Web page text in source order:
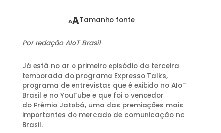
AATamanho fonte
Por redação AIoT Brasil
Já está no ar o primeiro episódio da terceira
temporada do programa Expresso Talks,
programa de entrevistas que é exibido no AIoT
Brasil e no YouTube e que foi o vencedor
do Prêmio Jatobá, uma das premiações mais
importantes do mercado de comunicação no
Brasil.